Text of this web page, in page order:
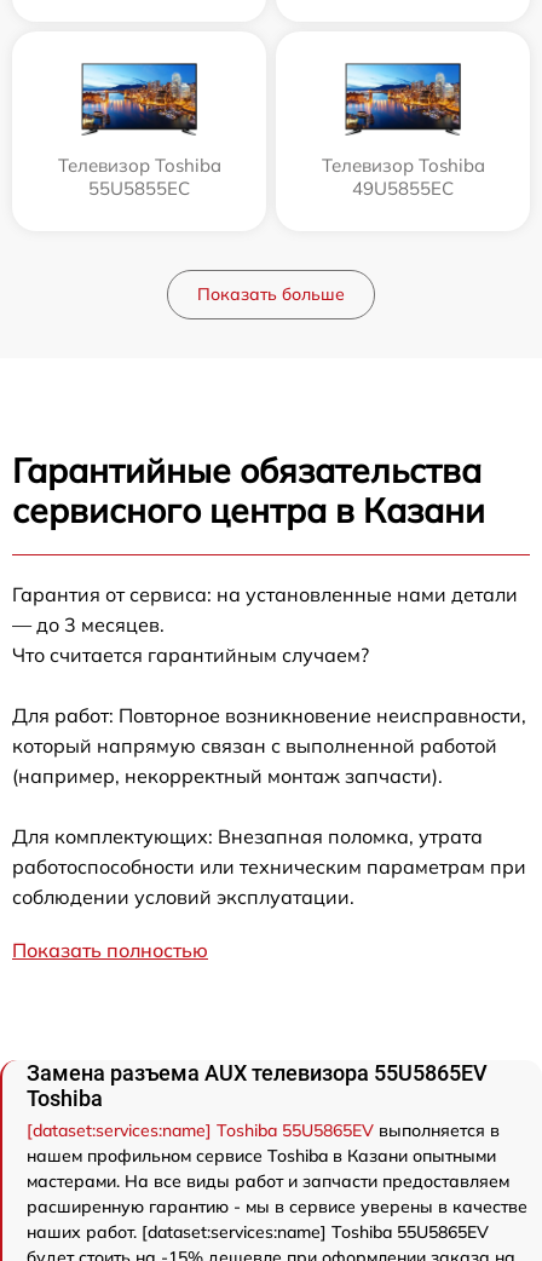
Телевизор Toshiba
55U5855EC
Телевизор Toshiba
49U5855EC
Показать больше
Гарантийные обязательства
сервисного центра в Казани
Гарантия от сервиса: на установленные нами детали
— до 3 месяцев.
Что считается гарантийным случаем?
Для работ: Повторное возникновение неисправности,
который напрямую связан с выполненной работой
(например, некорректный монтаж запчасти).
Для комплектующих: Внезапная поломка, утрата
работоспособности или техническим параметрам при
соблюдении условий эксплуатации.
Показать полностью
Замена разъема AUX телевизора 55U5865EV
Toshiba
[dataset:services:name] Toshiba 55U5865EV выполняется в
нашем профильном сервисе Toshiba в Казани опытными
мастерами. На все виды работ и запчасти предоставляем
расширенную гарантию - мы в сервисе уверены в качестве
наших работ. [dataset:services:name] Toshiba 55U5865EV